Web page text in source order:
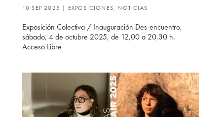
10 SEP 2025 | EXPOSICIONES, NOTICIAS
Exposición Colectiva / Inauguración Des-encuentro,
sábado, 4 de octubre 2025, de 12,00 a 20,30 h.
Acceso Libre